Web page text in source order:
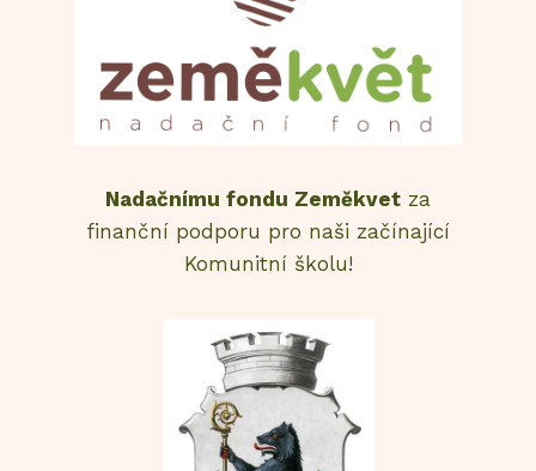
Nadačnímu fondu Zeměkvet za
finanční podporu pro naši začínající
Komunitní školu!